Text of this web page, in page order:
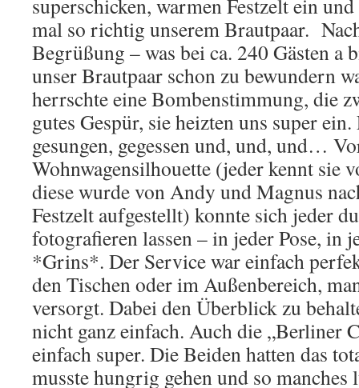
superschicken, warmen Festzelt ein
mal so richtig unserem Brautpaar.
Begrüßung – was bei ca. 240 Gästen a
unser Brautpaar schon zu bewundern
herrschte eine Bombenstimmung, die
gutes Gespür, sie heizten uns super
gesungen, gegessen und, und, und…
Wohnwagensilhouette (jeder kennt sie
diese wurde von Andy und Magnus
Festzelt aufgestellt) konnte sich jeder
fotografieren lassen – in jeder Pose,
*Grins*. Der Service war einfach
den Tischen oder im Außenbereich,
versorgt. Dabei den Überblick zu
nicht ganz einfach. Auch die „Berliner
einfach super. Die Beiden hatten das
musste hungrig gehen und so manches